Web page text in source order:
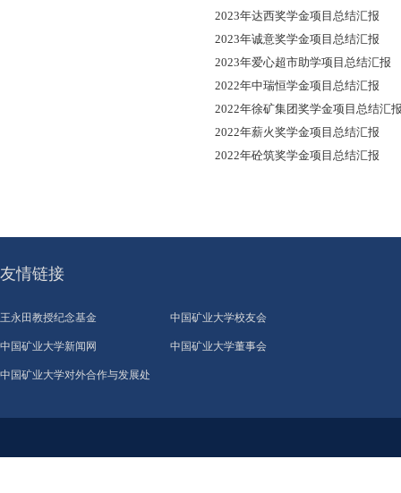
2023年达西奖学金项目总结汇报
2023年诚意奖学金项目总结汇报
2023年爱心超市助学项目总结汇报
2022年中瑞恒学金项目总结汇报
2022年徐矿集团奖学金项目总结汇
2022年薪火奖学金项目总结汇报
2022年砼筑奖学金项目总结汇报
友情链接
王永田教授纪念基金 中国矿业大学校友会
中国矿业大学新闻网 中国矿业大学董事会
中国矿业大学对外合作与发展处